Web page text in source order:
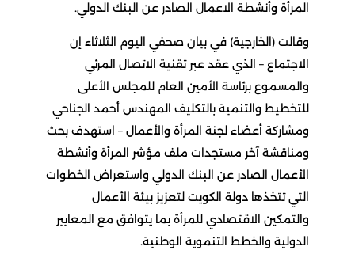
المرأة وأنشطة الاعمال الصادر عن البنك الدولي.
وقالت (الخارجية) في بيان صحفي اليوم الثلاثاء إن
الاجتماع – الذي عقد عبر تقنية الاتصال المرئي
والمسموع برئاسة الأمين العام للمجلس الأعلى
للتخطيط والتنمية بالتكليف المهندس أحمد الجناحي
ومشاركة أعضاء لجنة المرأة والأعمال – استهدف بحث
ومناقشة آخر مستجدات ملف مؤشر المرأة وأنشطة
الأعمال الصادر عن البنك الدولي واستعراض الخطوات
التي تتخذها دولة الكويت لتعزيز بيئة الأعمال
والتمكين الاقتصادي للمرأة بما يتوافق مع المعايير
الدولية والخطط التنموية الوطنية.